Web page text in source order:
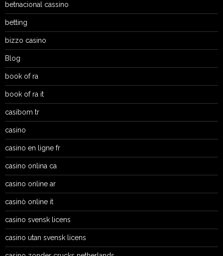
betnacional cassino
betting
bizzo casino
Blog
book of ra
book of ra it
casibom tr
casino
casino en ligne fr
casino onlina ca
casino online ar
casinò online it
casino svensk licens
casino utan svensk licens